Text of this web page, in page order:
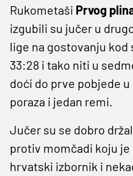
Rukometaši Prvog
izgubili su jučer u
lige na gostovanju kod
33:28 i tako niti u
doći do prve pobjede
poraza i jedan remi.
Jučer su se dobro
protiv momčadi koju
hrvatski izbornik i